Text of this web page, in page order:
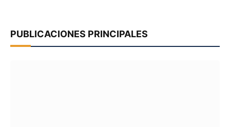
PUBLICACIONES PRINCIPALES